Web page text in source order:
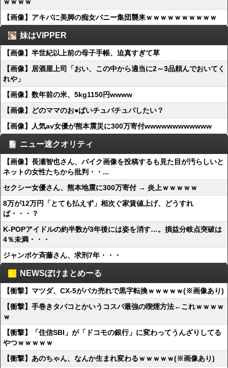
【画像】アキバに美脚の痴女バニー集団襲来ｗｗｗｗｗｗｗｗｗｗ
妹はVIPPER
【画像】半世紀以上前の母子手帳、迫真すぎて草
【画像】居酒屋上司「おい、この中から適当に2～3品頼んでおいてく
れや」
【画像】数年前の米、5kg1150円wwww
【画像】どのママのお●ぱいチュパチュパしたい？
【画像】人気av女優が熊本震災に300万寄付wwwwwwwwwwww
ニュー速クオリティ
【画像】長瀬智也さん、バイク画像を投稿するも見た目が汚らしいと
ネットの女性たちから批判・・...
セクシー女優さん、熊本地震に300万寄付 → 炎上ｗｗｗｗｗ
8万が12万円「とても払えず」相次ぐ家賃値上げ、どうすれ
ば・・・？
K-POPアイドルの約半数が3年後には姿を消す…。損益分岐点突破は
4％未満・・・
ジャンポケ斉藤さん、求刑7年・・・
NEWSぽけまとめーる
【衝撃】マツダ、CX-5がバカ売れで黒字転換ｗｗｗｗｗ(※画像あり)
【衝撃】手巻きタバコとかいうコスパ最強の喫煙方法←これｗｗｗｗ
ｗ
【衝撃】「住信SBI」が「ドコモの銀行」に変わってうんざりしてる
やつｗｗｗｗｗ
【衝撃】あのちゃん、なんか生まれ変わるｗｗｗｗｗ(※画像あり)